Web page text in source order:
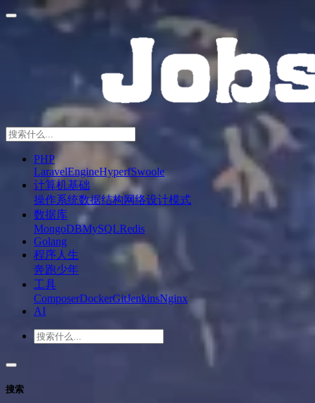
PHP
LaravelEngineHyperfSwoole
计算机基础
操作系统数据结构网络设计模式
数据库
MongoDBMySQLRedis
Golang
程序人生
奔跑少年
工具
ComposerDockerGitJenkinsNginx
AI
搜索